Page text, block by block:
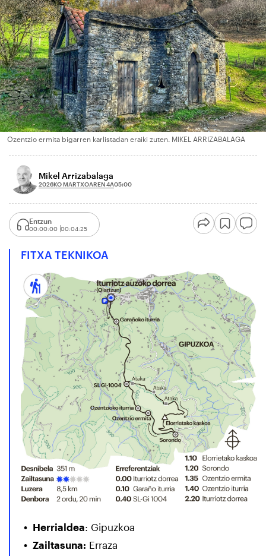
Ozentzio ermita bigarren karlistadan eraiki zuten. MIKEL ARRIZABALAGA
FITXA TEKNIKOA
Herrialdea: Gipuzkoa
Zailtasuna: Erraza
Mikel Arrizabalaga
2026KO MARTXOAREN 4A05:00
Entzun
00:00:00 00:04:25